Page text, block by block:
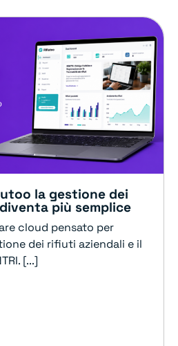
la gestione dei
più semplice
cloud pensato per
dei rifiuti aziendali e il
[...]